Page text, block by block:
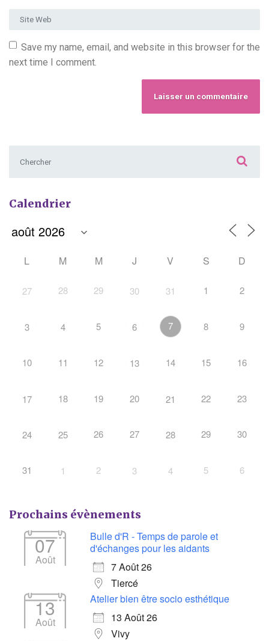
Site Web
Save my name, email, and website in this browser for the
next time I comment.
Calendrier
L M M J V S D
27 28 29 30 31 1 2
3 4 5 6 7 8 9
10 11 12 13 14 15 16
17 18 19 20 21 22 23
24 25 26 27 28 29 30
31 1 2 3 4 5 6
Prochains évènements
07
Août
Bulle d'R - Temps de parole et
d'échanges pour les aidants
7 Août 26
Tiercé
13
Août
Atelier bien être socio esthétique
13 Août 26
Vivy